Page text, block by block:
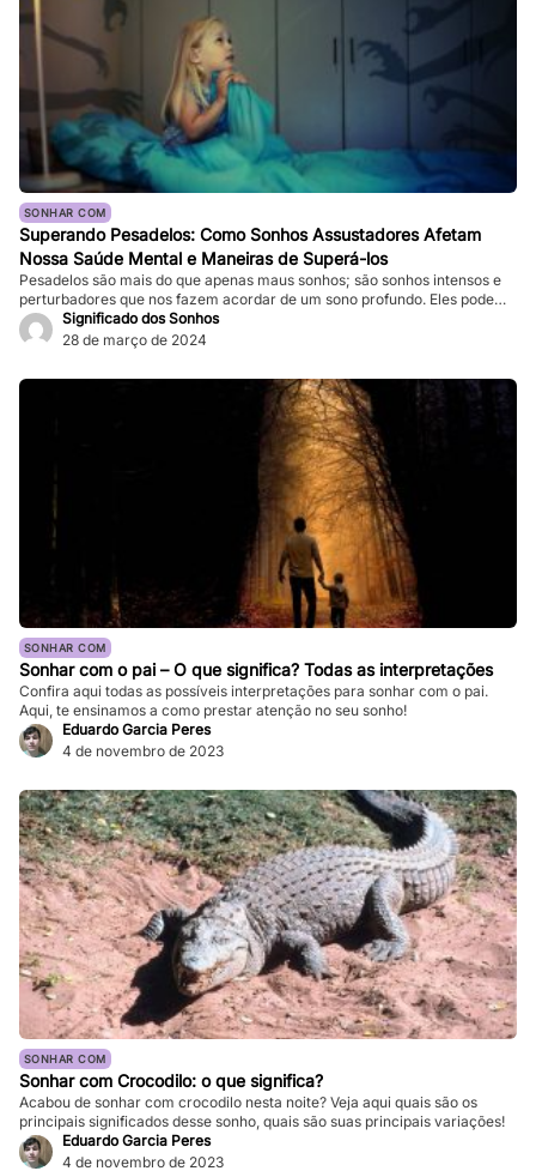
SONHAR COM
Superando Pesadelos: Como Sonhos Assustadores Afetam
Nossa Saúde Mental e Maneiras de Superá-los
Pesadelos são mais do que apenas maus sonhos; são sonhos intensos e
perturbadores que nos fazem acordar de um sono profundo. Eles podem
ser tão vívidos e assustadores que fazem nosso coração bater forte, e a
sensação de medo persiste mesmo depois de acordarmos. Enquanto
impactar significativamente nossa […]
Significado dos Sonhos
28 de março de 2024
SONHAR COM
Sonhar com o pai – O que significa? Todas as interpretações
Confira aqui todas as possíveis interpretações para sonhar com o pai.
Aqui, te ensinamos a como prestar atenção no seu sonho!
Eduardo Garcia Peres
4 de novembro de 2023
SONHAR COM
Sonhar com Crocodilo: o que significa?
Acabou de sonhar com crocodilo nesta noite? Veja aqui quais são os
principais significados desse sonho, quais são suas principais variações!
Eduardo Garcia Peres
4 de novembro de 2023